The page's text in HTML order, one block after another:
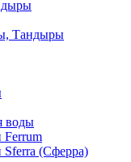
Тандыры
воды
Ferrum
Sferra (Сферра)